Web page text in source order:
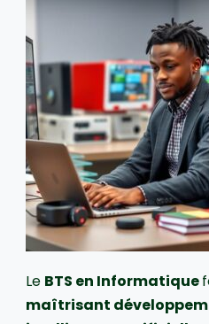
Le BTS en Informatique
maîtrisant